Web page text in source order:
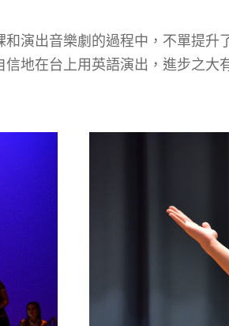
演出音樂劇的過程中，不單提升
地在台上用英語演出，進步之大